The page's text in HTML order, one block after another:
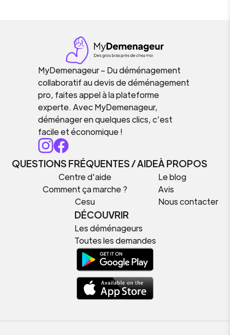
MyDemenageur – Du déménagement
collaboratif au devis de déménagement
pro, faites appel à la plateforme
experte. Avec MyDemenageur,
déménager en quelques clics, c’est
facile et économique !
QUESTIONS FRÉQUENTES / AIDE
Centre d'aide
Comment ça marche ?
Cesu
À PROPOS
Le blog
Avis
Nous contacter
DÉCOUVRIR
Les déménageurs
Toutes les demandes